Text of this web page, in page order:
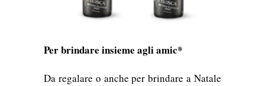
Per brindare insieme agli amic*
Da regalare o anche per brindare a Natale